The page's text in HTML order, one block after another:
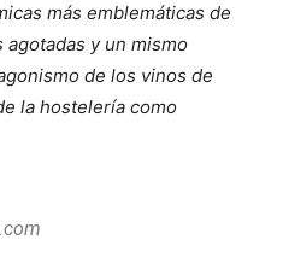
más emblemáticas de
y un mismo
de los vinos de
la hostelería como